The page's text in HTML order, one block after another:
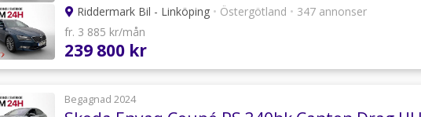
Riddermark Bil - Linköping • Östergötland • 347 annonser
fr. 3 885 kr/mån
239 800 kr
Begagnad 2024